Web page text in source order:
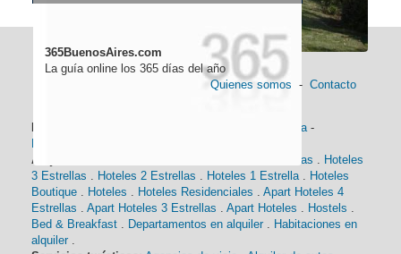
365BuenosAires.com
La guía online los 365 días del año
Quienes somos - Contacto
Historia-
Alojamiento:
Hoteles 4 Estrellas . Hoteles
3 Estrellas . Hoteles 2 Estrellas . Hoteles 1 Estrella. Hoteles
Boutique . Hoteles . Hoteles Residenciales . Apart Hoteles 4
Estrellas . Apart Hoteles 3 Estrellas . Apart Hoteles . Hostels .
Bed & Breakfast . Departamentos en alquiler . Habitaciones en
alquiler .